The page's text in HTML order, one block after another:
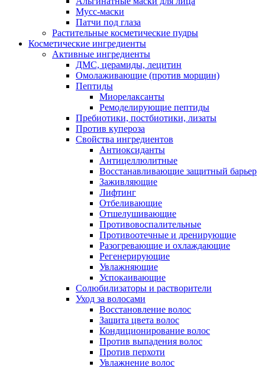
Мусс-маски
Патчи под глаза
Растительные косметические пудры
Косметические ингредиенты
Активные ингредиенты
ДМС, церамиды, лецитин
Омолаживающие (против морщин)
Пептиды
Миорелаксанты
Ремоделирующие пептиды
Пребиотики, постбиотики, лизаты
Против купероза
Свойства ингредиентов
Антиоксиданты
Антицеллюлитные
Восстанавливающие защитный барьер
Заживляющие
Лифтинг
Отбеливающие
Отшелушивающие
Противовоспалительные
Противоотечные и дренирующие
Разогревающие и охлаждающие
Регенерирующие
Увлажняющие
Успокаивающие
Солюбилизаторы и растворители
Уход за волосами
Восстановление волос
Защита цвета волос
Кондиционирование волос
Против выпадения волос
Против перхоти
Увлажнение волос